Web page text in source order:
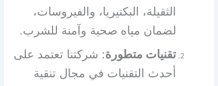
الثقيلة، البكتيريا، والفيروسات،
لضمان مياه صحية وآمنة للشرب.
تقنيات متطورة: شركتنا تعتمد على
أحدث التقنيات في مجال تنقية